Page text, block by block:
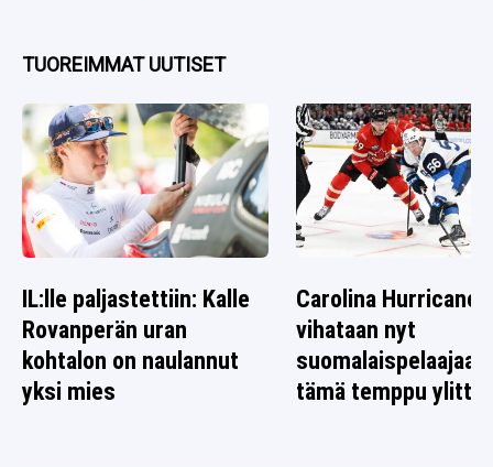
TUOREIMMAT UUTISET
IL:lle paljastettiin: Kalle
Rovanperän uran
kohtalon on naulannut
yksi mies
Carolina
vihataan nyt
suomalaispelaajaa
tämä temppu ylitti